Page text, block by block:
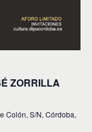
ZORRILLA
Colón, S/N, Córdoba,